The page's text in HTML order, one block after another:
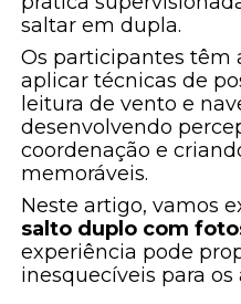
saltar em dupla.
Os participantes têm
aplicar técnicas de
leitura de vento e
desenvolvendo
coordenação e
memoráveis.
Neste artigo, vamos
salto duplo com
experiência pode
inesquecíveis para